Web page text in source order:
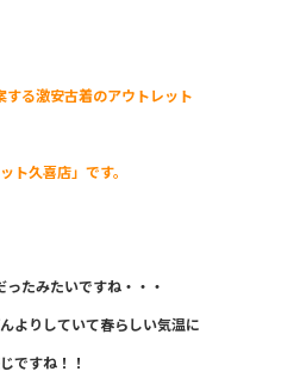
する激安古着のアウトレット
ト久喜店」です。
たみたいですね・・・
よりしていて春らしい気温に
ですね！！